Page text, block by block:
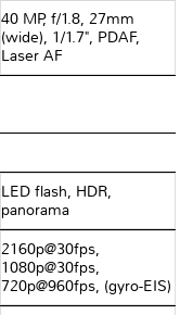
40 MP, f/1.8, 27mm
(wide), 1/1.7", PDAF,
Laser AF
LED flash, HDR,
panorama
2160p@30fps,
1080p@30fps,
720p@960fps, (gyro-EIS)